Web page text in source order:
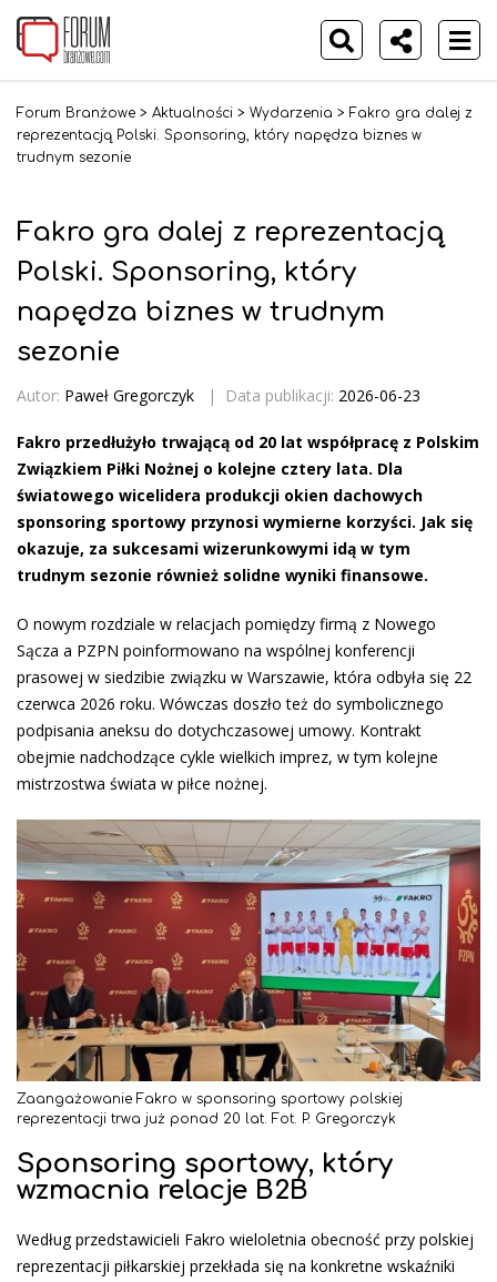
Forum Branżowe > Aktualności > Wydarzenia > Fakro gra dalej z
reprezentacją Polski. Sponsoring, który napędza biznes w
trudnym sezonie
Fakro gra dalej z reprezentacją
Polski. Sponsoring, który
napędza biznes w trudnym
sezonie
Autor: Paweł Gregorczyk | Data publikacji: 2026-06-23
Fakro przedłużyło trwającą od 20 lat współpracę z Polskim
Związkiem Piłki Nożnej o kolejne cztery lata. Dla
światowego wicelidera produkcji okien dachowych
sponsoring sportowy przynosi wymierne korzyści. Jak się
okazuje, za sukcesami wizerunkowymi idą w tym
trudnym sezonie również solidne wyniki finansowe.
O nowym rozdziale w relacjach pomiędzy firmą z Nowego
Sącza a PZPN poinformowano na wspólnej konferencji
prasowej w siedzibie związku w Warszawie, która odbyła się 22
czerwca 2026 roku. Wówczas doszło też do symbolicznego
podpisania aneksu do dotychczasowej umowy. Kontrakt
obejmie nadchodzące cykle wielkich imprez, w tym kolejne
mistrzostwa świata w piłce nożnej.
Zaangażowanie Fakro w sponsoring sportowy polskiej
reprezentacji trwa już ponad 20 lat. Fot. P. Gregorczyk
Sponsoring sportowy, który
wzmacnia relacje B2B
Według przedstawicieli Fakro wieloletnia obecność przy polskiej
reprezentacji piłkarskiej przekłada się na konkretne wskaźniki